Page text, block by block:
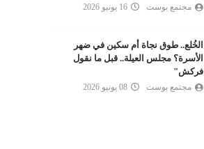
مجتمع بوست 16 يونيو 2026
الخُلع.. طوق نجاة أم سكين في ضهر
الأسرة؟ مجلس العيلة.. قبل ما نقول
فركش"
مجتمع بوست 08 يونيو 2026